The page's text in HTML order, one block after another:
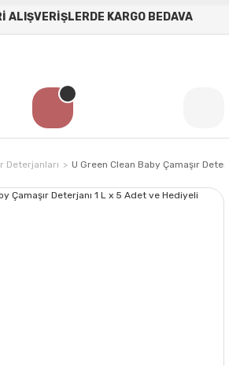
KARGO BEDAVA
Deterjanları U Green Clean Baby Çamaşır